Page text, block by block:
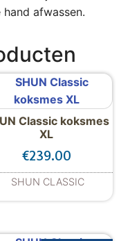
afwassen.
Classic koksmes
XL
€239.00
SHUN CLASSIC